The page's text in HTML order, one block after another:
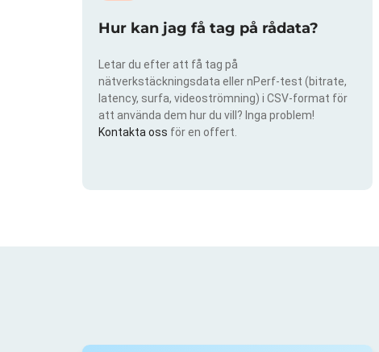
Hur kan jag få tag på rådata?
Letar du efter att få tag på
nätverkstäckningsdata eller nPerf-test (bitrate,
latency, surfa, videoströmning) i CSV-format för
att använda dem hur du vill? Inga problem!
Kontakta oss för en offert.